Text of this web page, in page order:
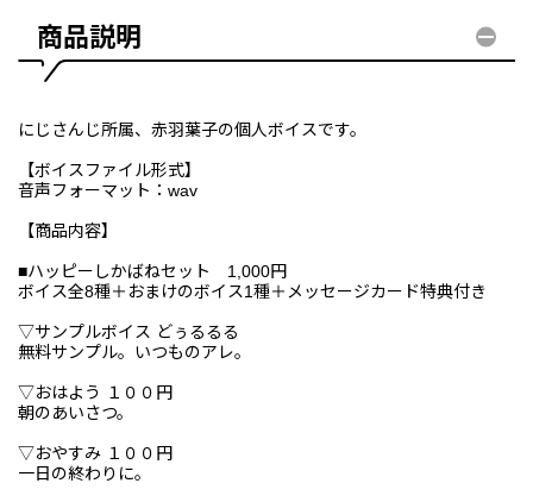
商品説明
にじさんじ所属、赤羽葉子の個人ボイスです。
【ボイスファイル形式】
音声フォーマット：wav
【商品内容】
■ハッピーしかばねセット 1,000円
ボイス全8種＋おまけのボイス1種＋メッセージカード特典付き
▽サンプルボイス どぅるるる
無料サンプル。いつものアレ。
▽おはよう １００円
朝のあいさつ。
▽おやすみ １００円
一日の終わりに。